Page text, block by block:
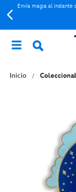
Envía magia al instante
Inicio